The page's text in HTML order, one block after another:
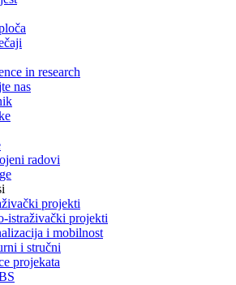
in research
nas
radovi
projekti
istraživački projekti
i mobilnost
i stručni
projekata